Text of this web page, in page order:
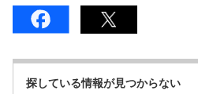
探している情報が見つからない